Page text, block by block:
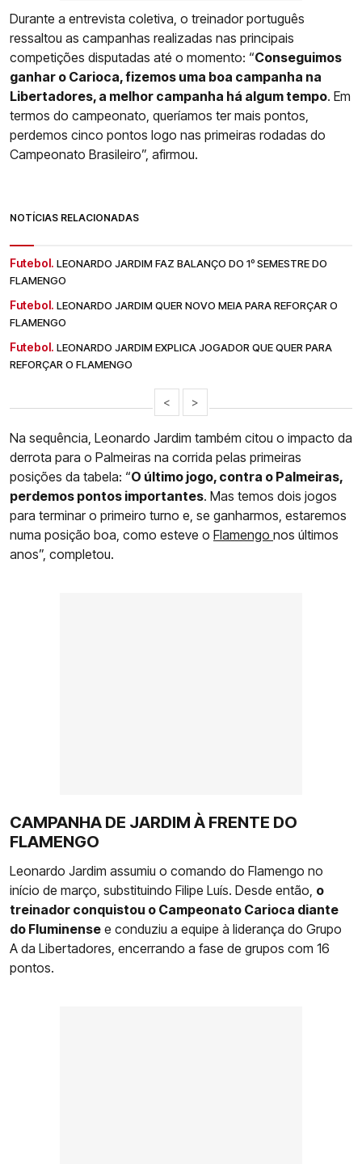
Durante a entrevista coletiva, o treinador português
ressaltou as campanhas realizadas nas principais
competições disputadas até o momento: “Conseguimos
ganhar o Carioca, fizemos uma boa campanha na
Libertadores, a melhor campanha há algum tempo. Em
termos do campeonato, queríamos ter mais pontos,
perdemos cinco pontos logo nas primeiras rodadas do
Campeonato Brasileiro”, afirmou.
NOTÍCIAS RELACIONADAS
Futebol. LEONARDO JARDIM FAZ BALANÇO DO 1º SEMESTRE DO
FLAMENGO
Futebol. LEONARDO JARDIM QUER NOVO MEIA PARA REFORÇAR O
FLAMENGO
Futebol. LEONARDO JARDIM EXPLICA JOGADOR QUE QUER PARA
REFORÇAR O FLAMENGO
< >
Na sequência, Leonardo Jardim também citou o impacto da
derrota para o Palmeiras na corrida pelas primeiras
posições da tabela: “O último jogo, contra o Palmeiras,
perdemos pontos importantes. Mas temos dois jogos
para terminar o primeiro turno e, se ganharmos, estaremos
numa posição boa, como esteve o Flamengo nos últimos
anos”, completou.
CAMPANHA DE JARDIM À FRENTE DO
FLAMENGO
Leonardo Jardim assumiu o comando do Flamengo no
início de março, substituindo Filipe Luís. Desde então, o
treinador conquistou o Campeonato Carioca diante
do Fluminense e conduziu a equipe à liderança do Grupo
A da Libertadores, encerrando a fase de grupos com 16
pontos.